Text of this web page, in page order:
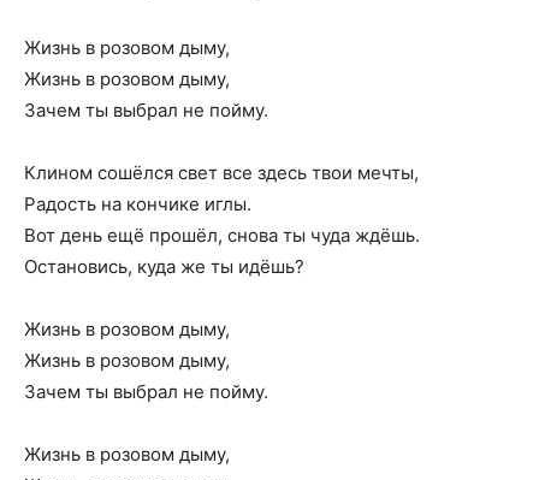
Жизнь в розовом дыму,
Жизнь в розовом дыму,
Зачем ты выбрал не пойму.
Клином сошёлся свет все здесь твои мечты,
Радость на кончике иглы.
Вот день ещё прошёл, снова ты чуда ждёшь.
Остановись, куда же ты идёшь?
Жизнь в розовом дыму,
Жизнь в розовом дыму,
Зачем ты выбрал не пойму.
Жизнь в розовом дыму,